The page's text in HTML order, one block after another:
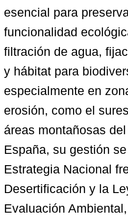
esencial para
funcionalidad
filtración de agua,
y hábitat para
especialmente en
erosión, como el
áreas montañosas
España, su gestión
Estrategia Nacional
Desertificación y la
Evaluación